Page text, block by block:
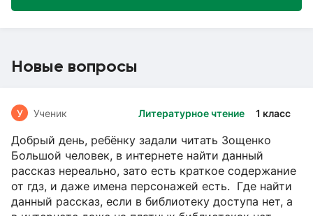
Новые вопросы
Литературное чтение 1 класс
У Ученик
Добрый день, ребёнку задали читать Зощенко
Большой человек, в интернете найти данный
рассказ нереально, зато есть краткое содержание
от гдз, и даже имена персонажей есть. Где найти
данный рассказ, если в библиотеку доступа нет, а